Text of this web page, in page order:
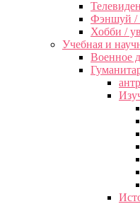
Фэншуй /
Хобби /
Учебная и
Военное